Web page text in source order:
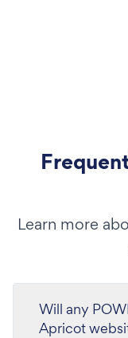
Learn more
Will any
Apricot